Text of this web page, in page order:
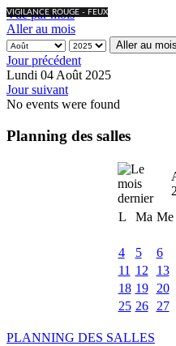
VIGILANCE ROUGE - FEUX
Vue par mois
Aller au mois
Aller au mois
Jour précédent
Lundi 04 Août 2025
Jour suivant
No events were found
Planning des salles
L
Ma Me
4
5 6
11 12 13
18 19 20
25 26 27
PLANNING DES SALLES